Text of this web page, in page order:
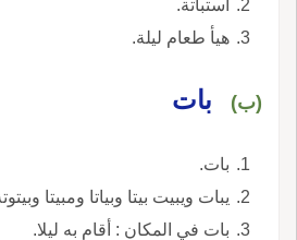
استباتة.
هيأ طعام ليلة.
(ب) بات
بات.
يبات ويبيت بيتا وبياتا ومبيتا وبيتوتة ومباتا.
بات في المكان : أقام به ليلا.